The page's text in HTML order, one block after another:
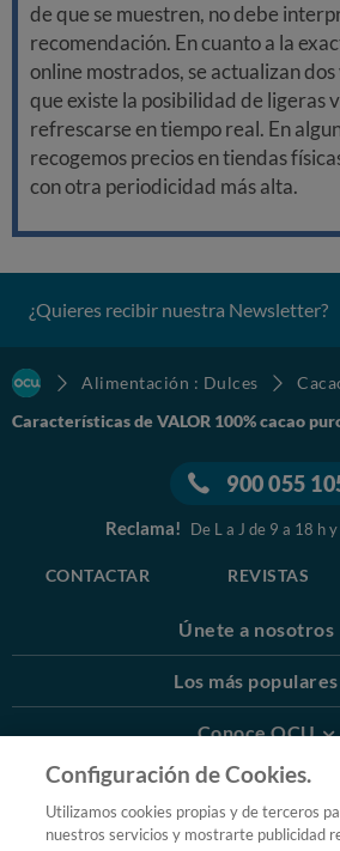
de que se muestren, no debe
recomendación. En cuanto a la
online mostrados, se actualizan
que existe la posibilidad de ligeras
refrescarse en tiempo real. En
recogemos precios en tiendas
con otra periodicidad más alta.
¿Quieres recibir nuestra Newsletter?
Alimentación : Dulces
Características de VALOR 100% cacao
900 055
Reclama! De L a J de 9 a 18 h
CONTACTAR REVISTAS
Únete a nosotros
Los más populares
Conoce OCU
Más Información
© 2026 OCU
Configuración de Cookies.
Utilizamos cookies propias y de terceros
nuestros servicios y mostrarte publicidad